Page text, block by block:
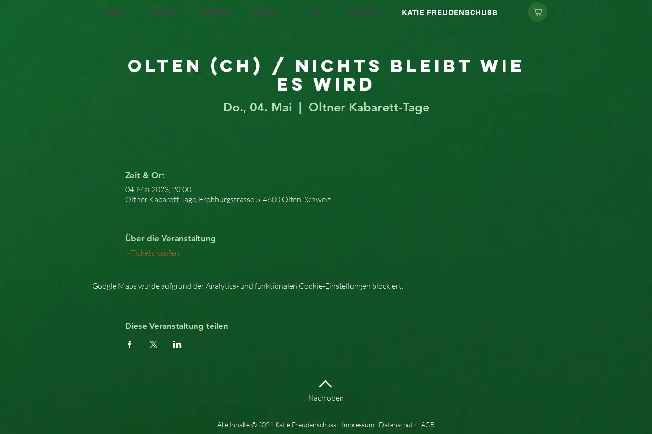
START SHOWS TERMINE MEDIA BIO KONTAKT KATIE FREUDENSCHUSS
Olten (CH) / Nichts bleibt wie
es wird
Do., 04. Mai
  |
Oltner Kabarett-Tage
Zeit & Ort
04. Mai 2023, 20:00
Oltner Kabarett-Tage, Frohburgstrasse 5, 4600 Olten, Schweiz
Über die Veranstaltung
> Tickets kaufen
Google Maps wurde aufgrund der Analytics- und funktionalen Cookie-Einstellungen blockiert.
Diese Veranstaltung teilen
Nach oben
Alle Inhalte © 2021 Katie Freudenschuss. Impressum · Datenschutz · AGB